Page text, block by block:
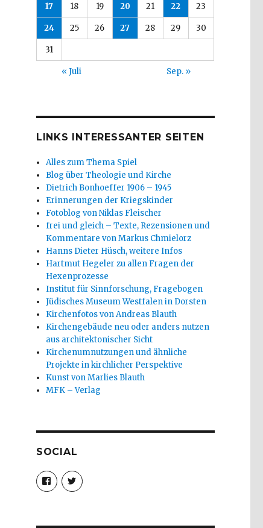
17 18 19 20 21 22 23
24 25 26 27 28 29 30
31
« Juli Sep. »
LINKS INTERESSANTER SEITEN
Alles zum Thema Spiel
Blog über Theologie und Kirche
Dietrich Bonhoeffer 1906 – 1945
Erinnerungen der Kriegskinder
Fotoblog von Niklas Fleischer
frei und gleich – Texte, Rezensionen und
Kommentare von Markus Chmielorz
Hanns Dieter Hüsch, weitere Infos
Hartmut Hegeler zu allen Fragen der
Hexenprozesse
Institut für Sinnforschung, Fragebogen
Jüdisches Museum Westfalen in Dorsten
Kirchenfotos von Andreas Blauth
Kirchengebäude neu oder anders nutzen
aus architektonischer Sicht
Kirchenumnutzungen und ähnliche
Projekte in kirchlicher Perspektive
Kunst von Marlies Blauth
MFK – Verlag
SOCIAL
Profil
von
christoph.fleischer1
anzeigen
Profil
von
anzeigen